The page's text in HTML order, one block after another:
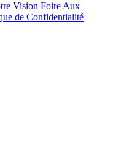
Vision Foire Aux
de Confidentialité